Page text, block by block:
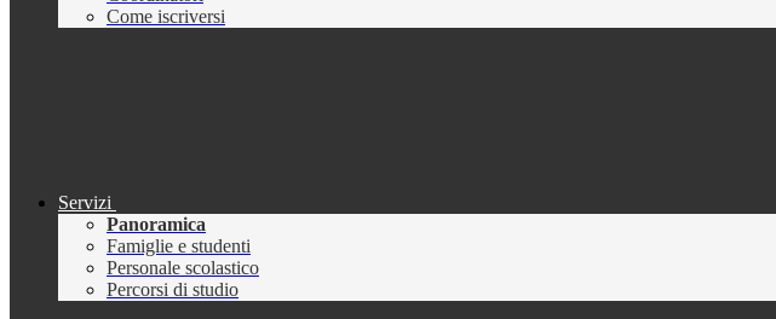
Come iscriversi
Servizi
Panoramica
Famiglie e studenti
Personale scolastico
Percorsi di studio